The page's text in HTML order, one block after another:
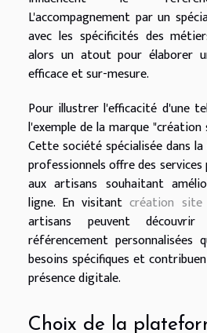
L'accompagnement par un
avec les spécificités des
alors un atout pour élaborer
efficace et sur-mesure.
Pour illustrer l'efficacité d'une
l'exemple de la marque
Cette société spécialisée dans
professionnels offre des
aux artisans souhaitant
ligne. En visitantcréation
artisans peuvent
référencement personnalisées
besoins spécifiques et
présence digitale.
Choix de la